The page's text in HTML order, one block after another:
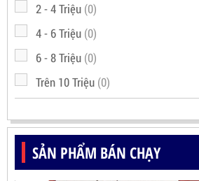
2 - 4 Triệu (0)
4 - 6 Triệu (0)
6 - 8 Triệu (0)
Trên 10 Triệu (0)
SẢN PHẨM BÁN CHẠY